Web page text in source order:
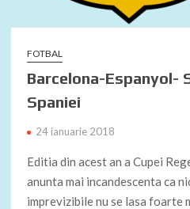
FOTBAL
Barcelona-Espanyol-
Spaniei
24 ianuarie 2018
Editia din acest an a Cupei
anunta mai incandescenta ca
imprevizibile nu se lasa foarte